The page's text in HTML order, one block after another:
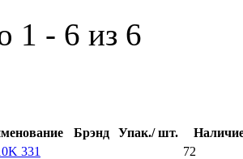
1 - 6 из 6
Брэнд Упак./ шт.
331
72